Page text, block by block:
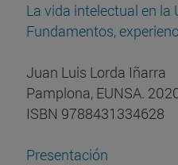
La vida intelectual en la
Fundamentos,
Juan Luis Lorda Iñarra
Pamplona, EUNSA.
ISBN 9788431334628
Presentación